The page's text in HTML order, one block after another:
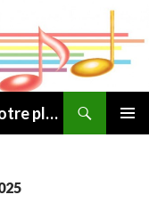
Chorale d'Epoisses Partageons notre plaisir de chanter